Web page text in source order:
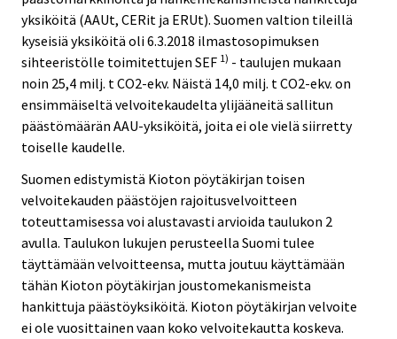
yksiköitä (AAUt, CERit ja ERUt). Suomen valtion tileillä
kyseisiä yksiköitä oli 6.3.2018 ilmastosopimuksen
sihteeristölle toimitettujen SEF 1) - taulujen mukaan
noin 25,4 milj. t CO2-ekv. Näistä 14,0 milj. t CO2-ekv. on
ensimmäiseltä velvoitekaudelta ylijääneitä sallitun
päästömäärän AAU-yksiköitä, joita ei ole vielä siirretty
toiselle kaudelle.
Suomen edistymistä Kioton pöytäkirjan toisen
velvoitekauden päästöjen rajoitusvelvoitteen
toteuttamisessa voi alustavasti arvioida taulukon 2
avulla. Taulukon lukujen perusteella Suomi tulee
täyttämään velvoitteensa, mutta joutuu käyttämään
tähän Kioton pöytäkirjan joustomekanismeista
hankittuja päästöyksiköitä. Kioton pöytäkirjan velvoite
ei ole vuosittainen vaan koko velvoitekautta koskeva.